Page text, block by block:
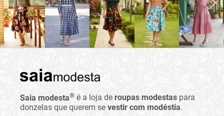
Saia modesta® é a loja de roupas modestas para
donzelas que querem se vestir com modéstia.